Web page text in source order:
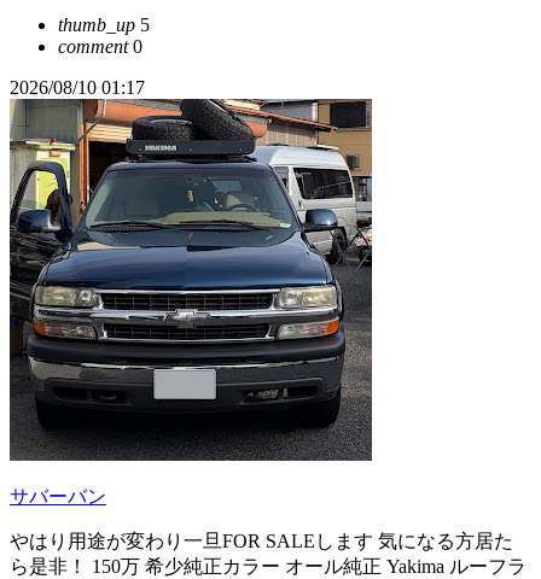
thumb_up 5
comment0
2026/08/10 01:17
サバーバン
やはり用途が変わり一旦FOR SALEします 気になる方居た
ら是非！ 150万 希少純正カラー オール純正 Yakima ルーフラ